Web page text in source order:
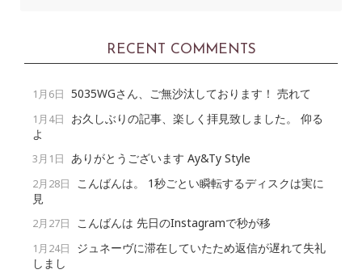
RECENT COMMENTS
1月6日 5035WGさん、ご無沙汰しております！ 売れて
1月4日
お久しぶりの記事、楽しく拝見致しました。 仰る
よ
3月1日 ありがとうございます Ay&Ty Style
2月28日
こんばんは。 1秒ごとい瞬転するディスクは実に
見
2月27日 こんばんは 先日のInstagramで秒が移
1月24日
ジュネーヴに滞在していたため返信が遅れて失礼
しまし